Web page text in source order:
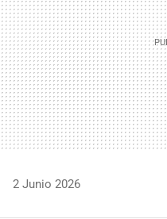
2 Junio 2026